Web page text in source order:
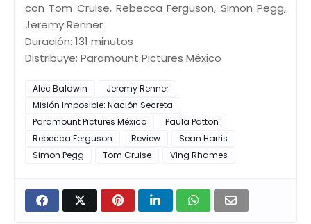
con Tom Cruise, Rebecca Ferguson, Simon Pegg,
Jeremy Renner
Duración: 131 minutos
Distribuye: Paramount Pictures México
Alec Baldwin
Jeremy Renner
Misión Imposible: Nación Secreta
Paramount Pictures México
Paula Patton
Rebecca Ferguson
Review
Sean Harris
Simon Pegg
Tom Cruise Ving Rhames